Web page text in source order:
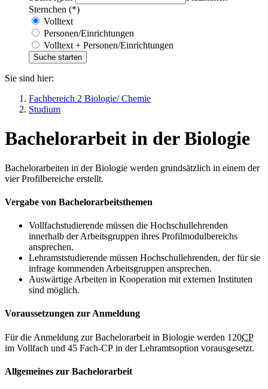
Sternchen (*)
Volltext
Personen/Einrichtungen
Volltext + Personen/Einrichtungen
Sie sind hier:
Fachbereich 2 Biologie/ Chemie
Studium
Bachelorarbeit in der Biologie
Bachelorarbeiten in der Biologie werden grundsätzlich in einem der
vier Profilbereiche erstellt.
Vergabe von Bachelorarbeitsthemen
Vollfachstudierende müssen die Hochschullehrenden
innerhalb der Arbeitsgruppen ihres Profilmodulbereichs
ansprechen.
Lehramststudierende müssen Hochschullehrenden, der für sie
infrage kommenden Arbeitsgruppen ansprechen.
Auswärtige Arbeiten in Kooperation mit externen Instituten
sind möglich.
Voraussetzungen zur Anmeldung
Für die Anmeldung zur Bachelorarbeit in Biologie werden 120CP
im Vollfach und 45 Fach-CP in der Lehramtsoption vorausgesetzt.
Allgemeines zur Bachelorarbeit